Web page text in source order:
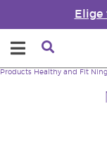
Products Healthy and Fit